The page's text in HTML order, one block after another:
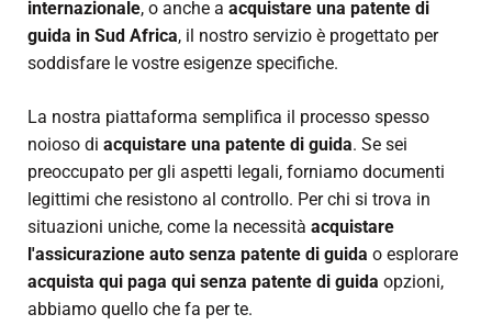
internazionale, o anche a acquistare una patente di
guida in Sud Africa, il nostro servizio è progettato per
soddisfare le vostre esigenze specifiche.
La nostra piattaforma semplifica il processo spesso
noioso di acquistare una patente di guida. Se sei
preoccupato per gli aspetti legali, forniamo documenti
legittimi che resistono al controllo. Per chi si trova in
situazioni uniche, come la necessità acquistare
l'assicurazione auto senza patente di guida o esplorare
acquista qui paga qui senza patente di guida opzioni,
abbiamo quello che fa per te.